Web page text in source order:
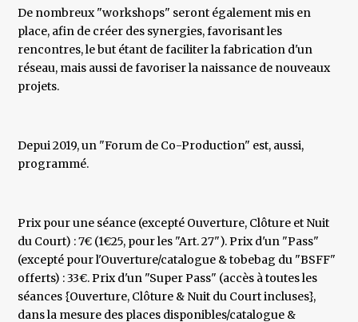
De nombreux "workshops" seront également mis en
place, afin de créer des synergies, favorisant les
rencontres, le but étant de faciliter la fabrication d'un
réseau, mais aussi de favoriser la naissance de nouveaux
projets.
Depui 2019, un "Forum de Co-Production" est, aussi,
programmé.
Prix pour une séance (excepté Ouverture, Clôture et Nuit
du Court) : 7€ (1€25, pour les "Art. 27"). Prix d'un "Pass"
(excepté pour l'Ouverture/catalogue & tobebag du "BSFF"
offerts) : 33€. Prix d'un "Super Pass" (accès à toutes les
séances {Ouverture, Clôture & Nuit du Court incluses},
dans la mesure des places disponibles/catalogue &